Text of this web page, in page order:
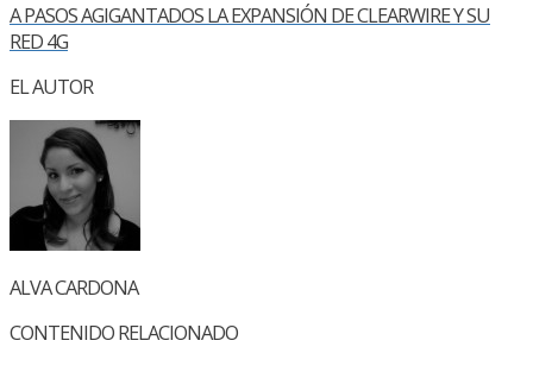
A PASOS AGIGANTADOS LA EXPANSIÓN DE CLEARWIRE Y SU
RED 4G
EL AUTOR
ALVA CARDONA
CONTENIDO RELACIONADO